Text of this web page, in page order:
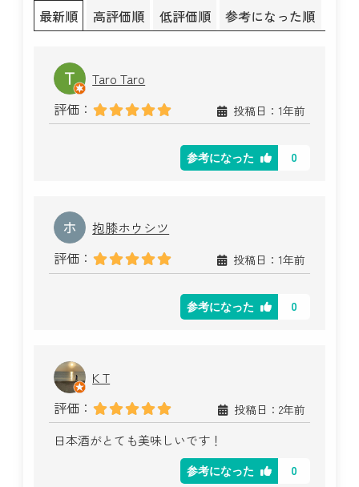
最新順 高評価順 低評価順 参考になった順
Taro Taro
評価：
投稿日：1年前
参考になった 0
抱膝ホウシツ
評価：
投稿日：1年前
参考になった 0
K T
評価：
投稿日：2年前
日本酒がとても美味しいです！
参考になった 0